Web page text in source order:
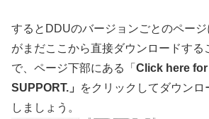
するとDDUのバージョンごとのペー
がまだここから直接ダウンロードする
で、ページ下部にある「 Click here
SUPPORT.」
をクリックしてダウンロ
しましょう。